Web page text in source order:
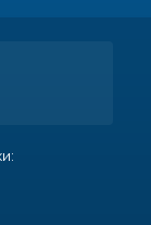
на